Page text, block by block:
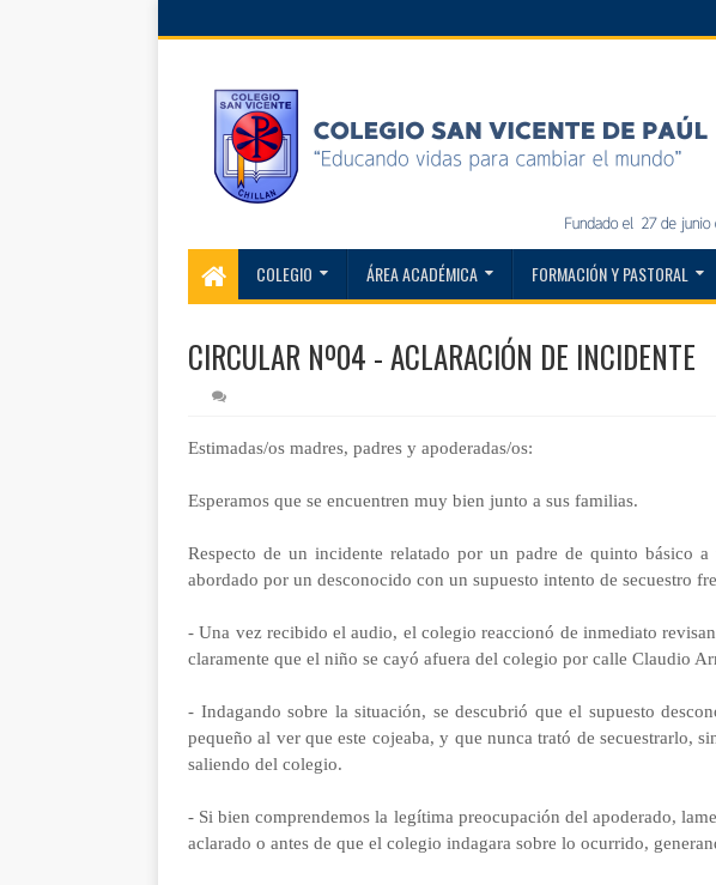
COLEGIO ÁREA ACADÉMICA FORMACIÓN Y PASTORAL
CIRCULAR Nº04 - ACLARACIÓN DE INCIDENTE
Estimadas/os madres, padres y apoderadas/os:
Esperamos que se encuentren muy bien junto a sus familias.
Respecto de un incidente relatado por un padre de quinto básico
abordado por un desconocido con un supuesto intento de secuestro
- Una vez recibido el audio, el colegio reaccionó de inmediato
claramente que el niño se cayó afuera del colegio por calle Claudio
- Indagando sobre la situación, se descubrió que el supuesto
pequeño al ver que este cojeaba, y que nunca trató de secuestrarlo,
saliendo del colegio.
- Si bien comprendemos la legítima preocupación del apoderado,
aclarado o antes de que el colegio indagara sobre lo ocurrido,